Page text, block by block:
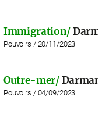
Immigration/
Pouvoirs / 20/11/2023
Outre-mer/
Pouvoirs / 04/09/2023